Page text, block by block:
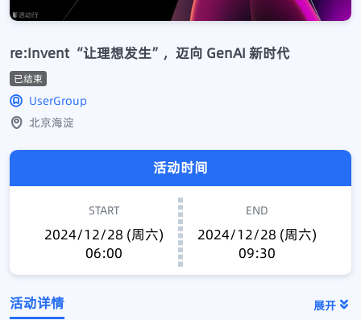
re:Invent “让理想发生”，迈向 GenAI 新时代
已结束
UserGroup
北京海淀
活动时间
START
2024/12/28 (周六)
06:00
END
2024/12/28 (周六)
09:30
活动详情 展开